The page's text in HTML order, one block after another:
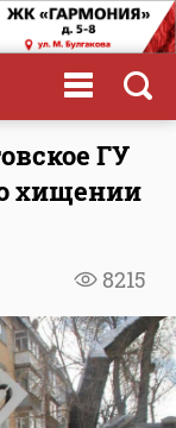
ГУ
хищении
8215